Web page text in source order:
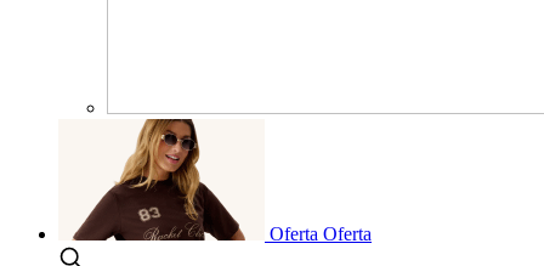
Oferta Oferta